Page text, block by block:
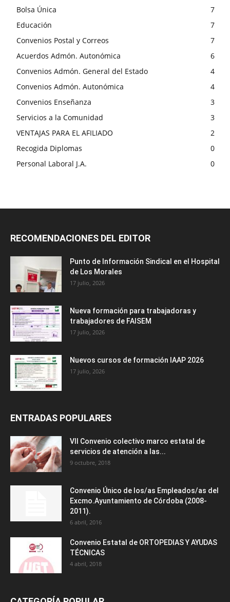
Bolsa Única
7
Educación
7
Convenios Postal y Correos
7
Acuerdos Admón. Autonómica
6
Convenios Admón. General del Estado
4
Convenios Admón. Autonómica
4
Convenios Enseñanza
3
Servicios a la Comunidad
3
VENTAJAS PARA EL AFILIADO
2
Recogida Diplomas
0
Personal Laboral J.A.
0
RECOMENDACIONES DEL EDITOR
Punto de Información Sindical en el Hospital
de Los Morales
17 julio, 2026
Nueva formación para trabajadoras y
trabajadores de FAISEM
17 julio, 2026
Nuevos cursos de formación IAAP 2026
17 julio, 2026
ENTRADAS POPULARES
VII Convenio colectivo marco estatal de
servicios de atención a las...
9 octubre, 2018
Convenio Único de los/as Empleados/as del
Excmo.Ayuntamiento de Córdoba (2008-
2011).
6 abril, 2016
Convenio Estatal de ORTOPEDIAS Y AYUDAS
TÉCNICAS
4 abril, 2018